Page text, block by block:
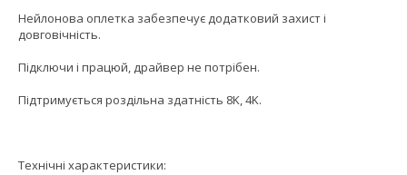
Нейлонова оплетка забезпечує додатковий захист і
довговічність.
Підключи і працюй, драйвер не потрібен.
Підтримується роздільна здатність 8K, 4K.
Технічні характеристики: